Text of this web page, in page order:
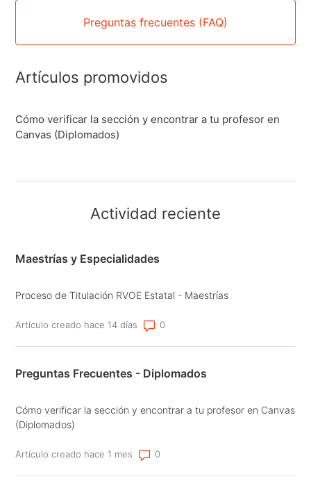
Preguntas frecuentes (FAQ)
Artículos promovidos
Cómo verificar la sección y encontrar a tu profesor en
Canvas (Diplomados)
Actividad reciente
Maestrías y Especialidades
Proceso de Titulación RVOE Estatal - Maestrías
Artículo creado hace 14 días
Preguntas Frecuentes - Diplomados
Cómo verificar la sección y encontrar a tu profesor en Canvas
(Diplomados)
Artículo creado hace 1 mes